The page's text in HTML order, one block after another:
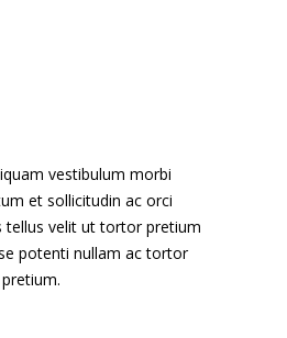
vestibulum morbi
et sollicitudin ac orci
tellus velit ut tortor pretium
potenti nullam ac tortor